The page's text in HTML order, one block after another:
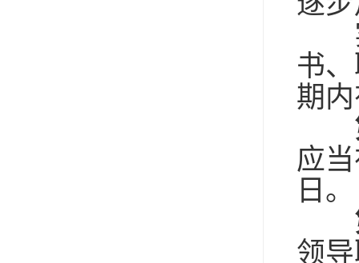
实
书
期
应
日。
领